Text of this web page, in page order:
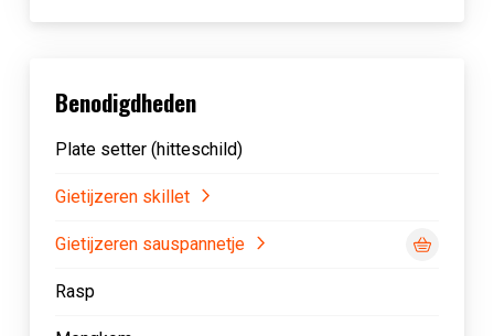
Benodigdheden
Plate setter (hitteschild)
Gietijzeren skillet
Gietijzeren sauspannetje
Rasp